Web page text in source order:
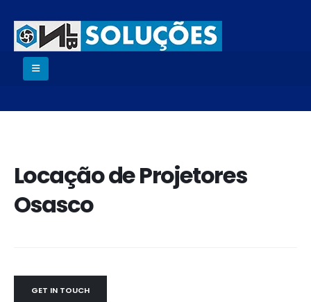
Locação de Projetores
Osasco
GET IN TOUCH